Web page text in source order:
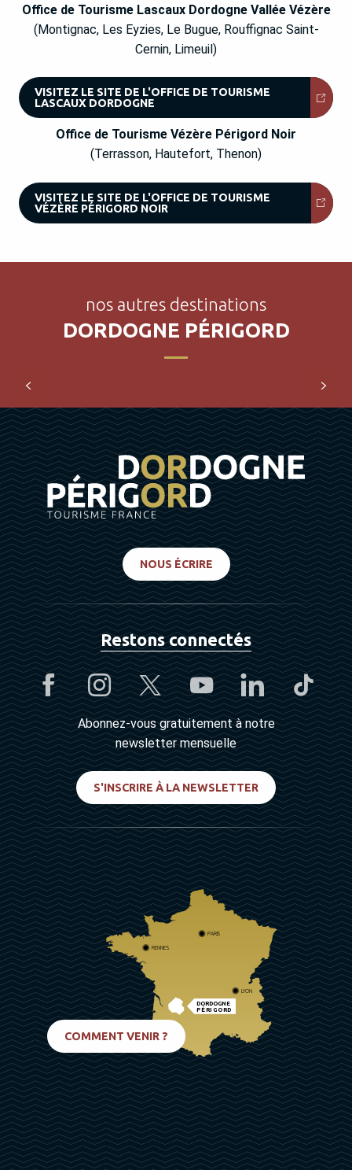
Office de Tourisme Lascaux Dordogne Vallée Vézère
(Montignac, Les Eyzies, Le Bugue, Rouffignac Saint-
Cernin, Limeuil)
VISITEZ LE SITE DE L'OFFICE DE TOURISME
LASCAUX DORDOGNE
Office de Tourisme Vézère Périgord Noir
(Terrasson, Hautefort, Thenon)
VISITEZ LE SITE DE L'OFFICE DE TOURISME
VÉZÈRE PÉRIGORD NOIR
nos autres destinations
DORDOGNE PÉRIGORD
d’activités nature sur les chemins du Parc naturel régional
Périgord Limousin et les gorges de...
NOUS ÉCRIRE
Restons connectés
Abonnez-vous gratuitement à notre
newsletter mensuelle
S'INSCRIRE À LA NEWSLETTER
DORDOGNE
PÉRIGORD
PARIS
RENNES
LYON
COMMENT VENIR ?